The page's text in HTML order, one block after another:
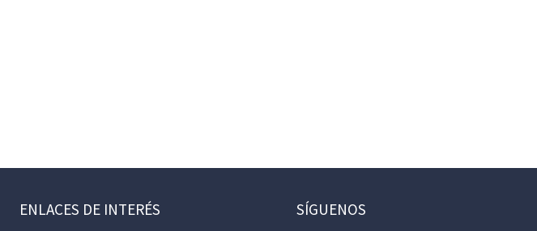
ENLACES DE INTERÉS SÍGUENOS